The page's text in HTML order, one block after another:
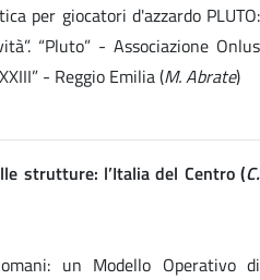
per giocatori d'azzardo PLUTO:
“Pluto” - Associazione Onlus
- Reggio Emilia (M. Abrate)
strutture: l’Italia del Centro (C.
un Modello Operativo di